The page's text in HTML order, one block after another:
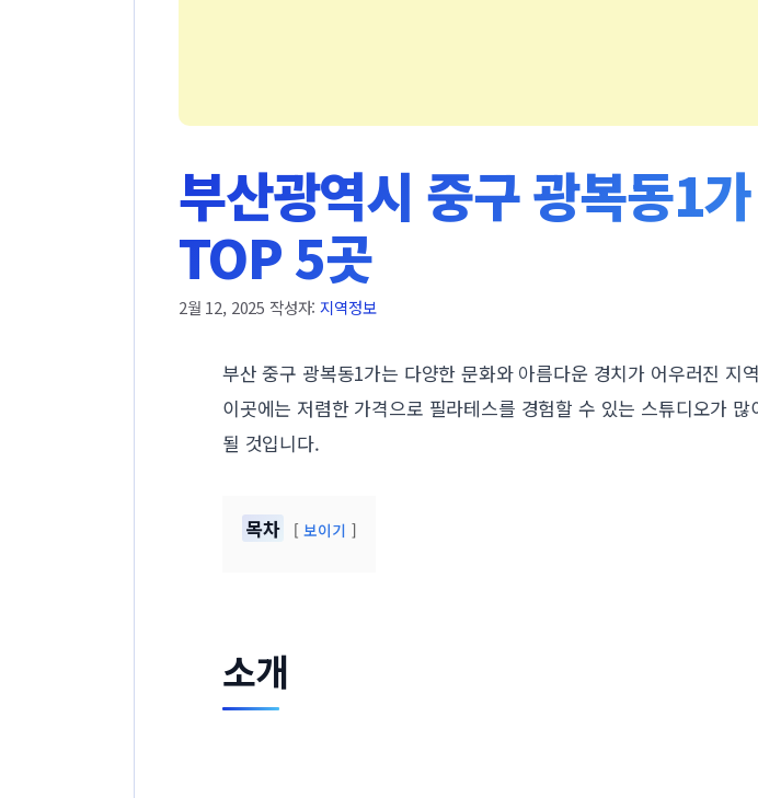
부산광역시 중구 광복동1
TOP 5곳
2월 12, 2025 작성자:지역정보
부산 중구 광복동1가는 다양한 문화와 아름다운 경치가 어우러진
이곳에는 저렴한 가격으로 필라테스를 경험할 수 있는 스튜디오가
될 것입니다.
목차 보이기
소개